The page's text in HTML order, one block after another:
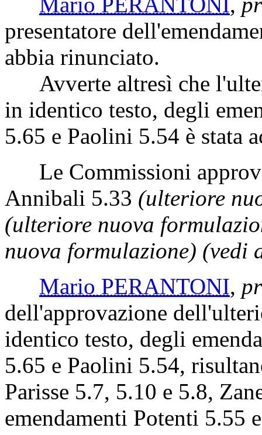
presentatore
abbia rinunciato.
Avverte altresì che
in identico testo, degli
5.65 e Paolini 5.54 è stata
Le Commissioni
Annibali 5.33 (ulteriore
(ulteriore nuova
nuova formulazione) (vedi
Mario PERANTONI,
dell'approvazione
identico testo, degli
5.65 e Paolini 5.54,
Parisse 5.7, 5.10 e 5.8,
emendamenti Potenti